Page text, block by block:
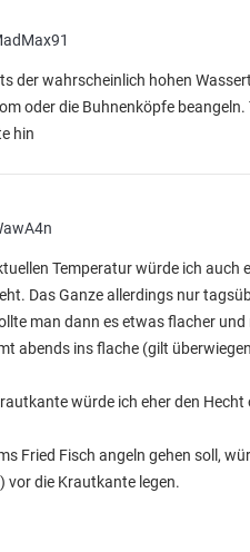
der wahrscheinlich hohen
oder die Buhnenköpfe
hin
Temperatur würde ich
Das Ganze allerdings nur
man dann es etwas flacher
abends ins flache (gilt
würde ich eher den
Fried Fisch angeln gehen soll,
vor die Krautkante legen.